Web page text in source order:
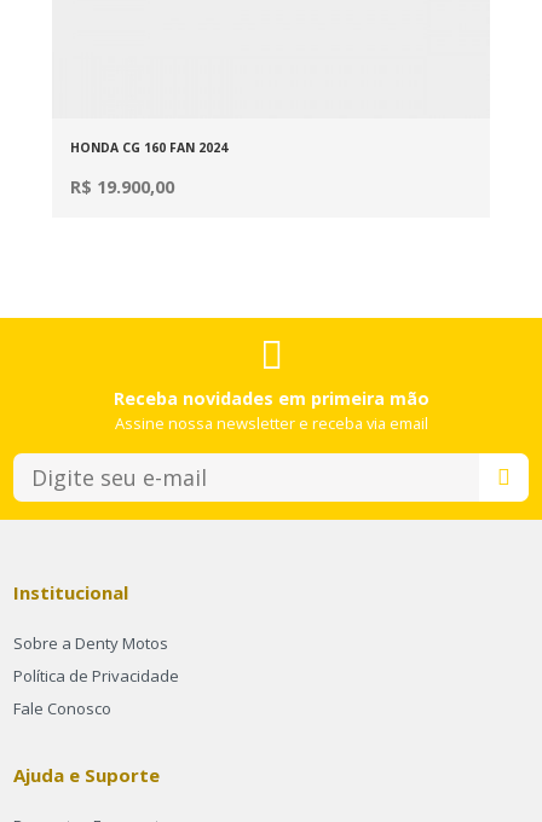
HONDA CG 160 FAN 2024
R$ 19.900,00
Receba novidades em primeira mão
Assine nossa newsletter e receba via email
Institucional
Sobre a Denty Motos
Política de Privacidade
Fale Conosco
Ajuda e Suporte